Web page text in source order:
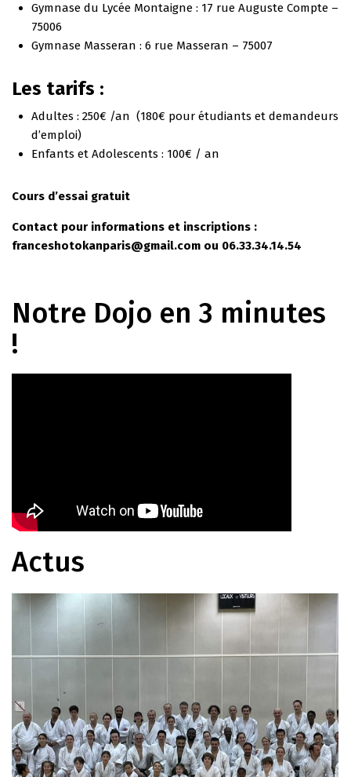
Gymnase du Lycée Montaigne : 17 rue Auguste Compte –
75006
Gymnase Masseran : 6 rue Masseran – 75007
Les tarifs :
Adultes : 250€ /an (180€ pour étudiants et demandeurs
d’emploi)
Enfants et Adolescents : 100€ / an
Cours d’essai gratuit
Contact pour informations et inscriptions :
franceshotokanparis@gmail.com ou 06.33.34.14.54
Notre Dojo en 3 minutes
!
Actus